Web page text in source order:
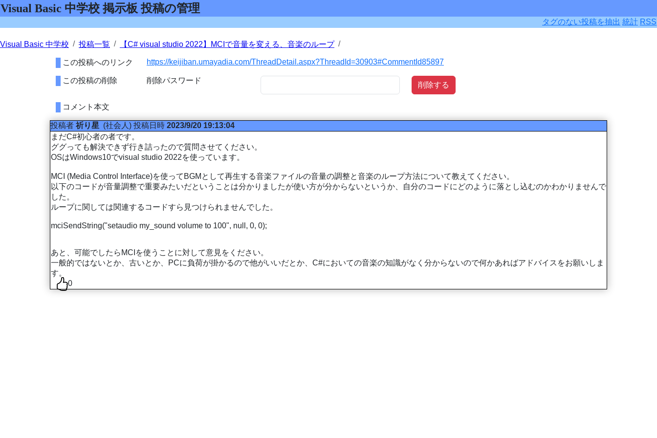
Visual Basic 中学校 掲示板 投稿の管理
タグのない投稿を抽出 統計 RSS
Visual Basic 中学校 投稿一覧 【C# visual studio 2022】MCIで音量を変える、音楽のループ
この投稿へのリンク https://keijiban.umayadia.com/ThreadDetail.aspx?ThreadId=30903#CommentId85897
この投稿の削除 削除パスワード
削除する
コメント本文
投稿者 祈り星 (社会人) 投稿日時 2023/9/20 19:13:04
まだC#初心者の者です。
ググっても解決できず行き詰ったので質問させてください。
OSはWindows10でvisual studio 2022を使っています。
MCI (Media Control Interface)を使ってBGMとして再生する音楽ファイルの音量の調整と音楽のループ方法について教えてください。
以下のコードが音量調整で重要みたいだということは分かりましたが使い方が分からないというか、自分のコードにどのように落とし込むのかわかりませんで
した。
ループに関しては関連するコードすら見つけられませんでした。
mciSendString("setaudio my_sound volume to 100", null, 0, 0);
あと、可能でしたらMCIを使うことに対して意見をください。
一般的ではないとか、古いとか、PCに負荷が掛かるので他がいいだとか、C#においての音楽の知識がなく分からないので何かあればアドバイスをお願いしま
す。
0